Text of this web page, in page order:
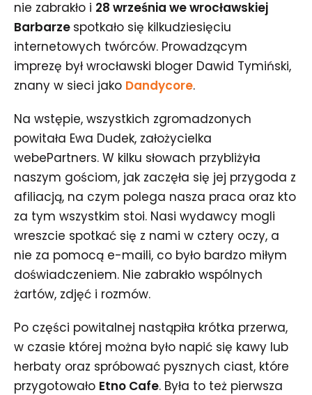
nie zabrakło i 28 września we wrocławskiej
Barbarze spotkało się kilkudziesięciu
internetowych twórców. Prowadzącym
imprezę był wrocławski bloger Dawid Tymiński,
znany w sieci jako Dandycore.
Na wstępie, wszystkich zgromadzonych
powitała Ewa Dudek, założycielka
webePartners. W kilku słowach przybliżyła
naszym gościom, jak zaczęła się jej przygoda z
afiliacją, na czym polega nasza praca oraz kto
za tym wszystkim stoi. Nasi wydawcy mogli
wreszcie spotkać się z nami w cztery oczy, a
nie za pomocą e-maili, co było bardzo miłym
doświadczeniem. Nie zabrakło wspólnych
żartów, zdjęć i rozmów.
Po części powitalnej nastąpiła krótka przerwa,
w czasie której można było napić się kawy lub
herbaty oraz spróbować pysznych ciast, które
przygotowało Etno Cafe. Była to też pierwsza